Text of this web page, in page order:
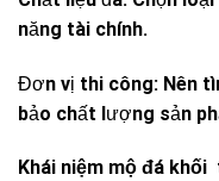
năng tài chính.
Đơn vị thi công: Nên
bảo chất lượng sản
Khái niệm mộ đá